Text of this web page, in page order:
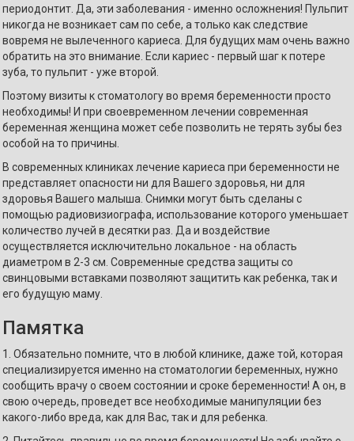
периодонтит. Да, эти заболевания - именно осложнения! Пульпит
никогда не возникает сам по себе, а только как следствие
вовремя не вылеченного кариеса. Для будущих мам очень важно
обратить на это внимание. Если кариес - первый шаг к потере
зуба, то пульпит - уже второй.
Поэтому визиты к стоматологу во время беременности просто
необходимы! И при своевременном лечении современная
беременная женщина может себе позволить не терять зубы без
особой на то причины.
В современных клиниках лечение кариеса при беременности не
представляет опасности ни для Вашего здоровья, ни для
здоровья Вашего малыша. Снимки могут быть сделаны с
помощью радиовизиографа, использование которого уменьшает
количество лучей в десятки раз. Да и воздействие
осуществляется исключительно локальное - на область
диаметром в 2-3 см. Современные средства защиты со
свинцовыми вставками позволяют защитить как ребенка, так и
его будущую маму.
Памятка
1. Обязательно помните, что в любой клинике, даже той, которая
специализируется именно на стоматологии беременных, нужно
сообщить врачу о своем состоянии и сроке беременности! А он, в
свою очередь, проведет все необходимые манипуляции без
какого-либо вреда, как для Вас, так и для ребенка.